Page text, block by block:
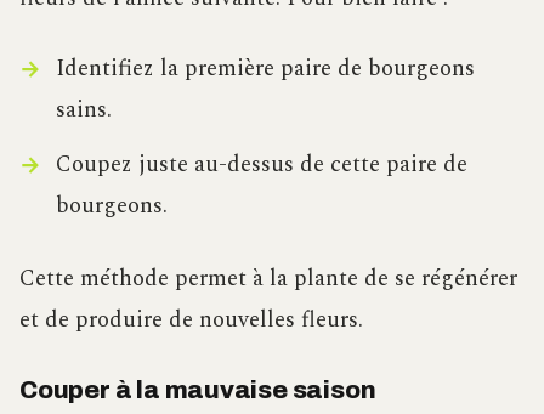
Identifiez la première paire de bourgeons
sains.
Coupez juste au-dessus de cette paire de
bourgeons.
Cette méthode permet à la plante de se régénérer
et de produire de nouvelles fleurs.
Couper à la mauvaise saison